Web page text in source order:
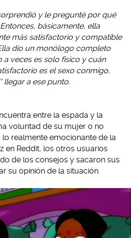
y le pregunté por qué
básicamente, ella
más satisfactorio y compatible
dio un monólogo completo
a veces es solo físico y cuán
es el sexo conmigo,
llegar a ese punto.
entre la espada y la
voluntad de su mujer o no
realmente emocionante de la
en Reddit, los otros usuarios
de los consejos y sacaron sus
su opinión de la situación.